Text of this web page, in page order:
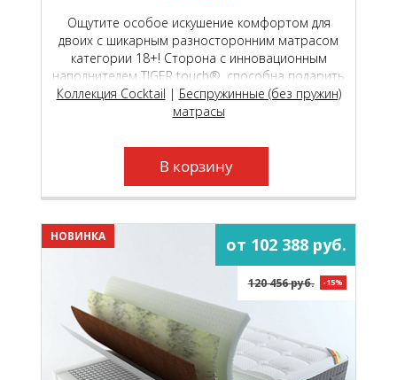
Ощутите особое искушение комфортом для
двоих с шикарным разносторонним матрасом
категории 18+! Сторона с инновационным
наполнителем TIGER touch®, способна подарить
чувство исключительной комфортности,
обеспечивая вашу пару непревзойдённым
Коллекция Cocktail | Беспружинные (без пружин)
матрасы
В корзину
НОВИНКА от 102 388 руб.
120 456 руб. -15%